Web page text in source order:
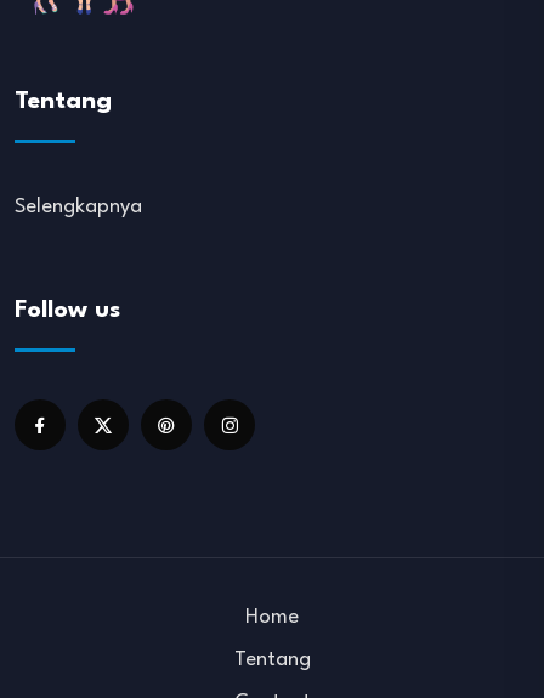
Tentang
Selengkapnya
Follow us
Home
Tentang